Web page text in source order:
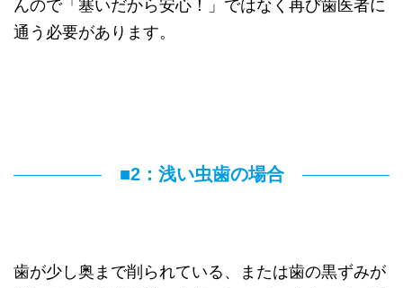
んので「塞いだから安心！」ではなく再び歯医者に
通う必要があります。
■2：浅い虫歯の場合
歯が少し奥まで削られている、または歯の黒ずみが